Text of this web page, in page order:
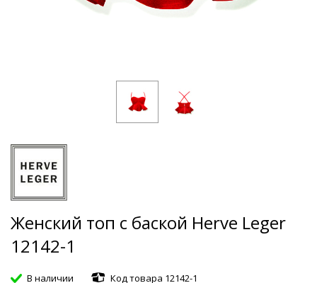
Женский топ с баской Herve Leger
12142-1
В наличии Код товара 12142-1